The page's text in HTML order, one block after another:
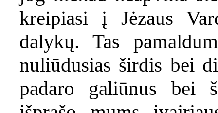
kreipiasi į Jėzaus
dalykų. Tas
nuliūdusias širdis bei
padaro galiūnus bei